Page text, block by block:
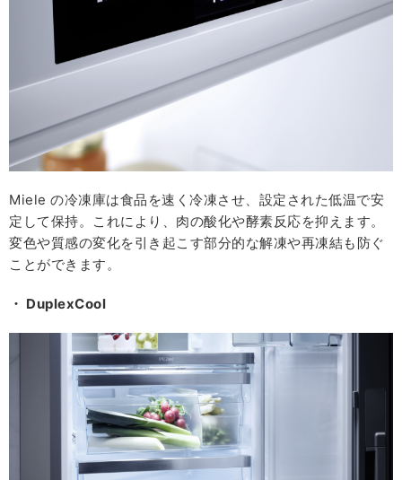
Miele の冷凍庫は⾷品を速く冷凍させ、設定された低温で安
定して保持。これにより、⾁の酸化や酵素反応を抑えます。
変⾊や質感の変化を引き起こす部分的な解凍や再凍結も防ぐ
ことができます。
・ DuplexCool